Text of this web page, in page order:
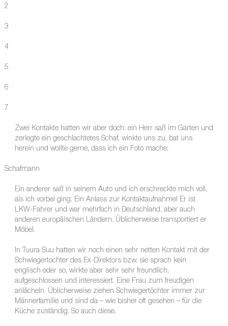
2
3
4
5
6
7
Zwei Kontakte hatten wir aber doch: ein Herr saß im Garten und
zerlegte ein geschlachtetes Schaf, winkte uns zu, bat uns
herein und wollte gerne, dass ich ein Foto mache:
Schafmann
Ein anderer saß in seinem Auto und ich erschreckte mich voll,
als ich vorbei ging. Ein Anlass zur Kontaktaufnahme! Er ist
LKW-Fahrer und war mehrfach in Deutschland, aber auch
anderen europäischen Ländern. Üblicherweise transportiert er
Möbel.
In Tuura Suu hatten wir noch einen sehr netten Kontakt mit der
Schwiegertochter des Ex-Direktors bzw. sie sprach kein
englisch oder so, wirkte aber sehr sehr freundlich,
aufgeschlossen und interessiert. Eine Frau zum freudigen
anlächeln. Üblicherweise ziehen Schwiegertöchter immer zur
Männerfamilie und sind da – wie bisher oft gesehen – für die
Küche zuständig. So auch diese.